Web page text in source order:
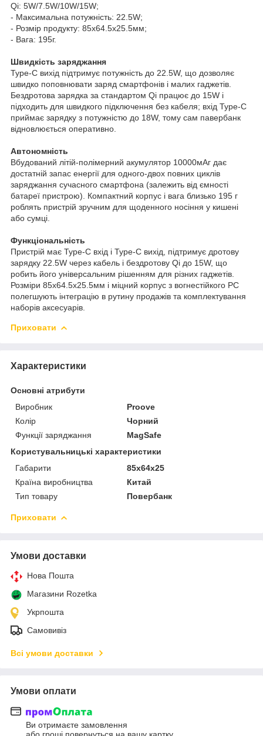
Qi: 5W/7.5W/10W/15W;
- Максимальна потужність: 22.5W;
- Розмір продукту: 85x64.5x25.5мм;
- Вага: 195г.
Швидкість заряджання
Type-C вихід підтримує потужність до 22.5W, що дозволяє
швидко поповнювати заряд смартфонів і малих гаджетів.
Бездротова зарядка за стандартом Qi працює до 15W і
підходить для швидкого підключення без кабеля; вхід Type-C
приймає зарядку з потужністю до 18W, тому сам павербанк
відновлюється оперативно.
Автономність
Вбудований літій-полімерний акумулятор 10000мАг дає
достатній запас енергії для одного-двох повних циклів
заряджання сучасного смартфона (залежить від ємності
батареї пристрою). Компактний корпус і вага близько 195 г
роблять пристрій зручним для щоденного носіння у кишені
або сумці.
Функціональність
Пристрій має Type-C вхід і Type-C вихід, підтримує дротову
зарядку 22.5W через кабель і бездротову Qi до 15W, що
робить його універсальним рішенням для різних гаджетів.
Розміри 85х64.5х25.5мм і міцний корпус з вогнестійкого PC
полегшують інтеграцію в рутину продажів та комплектування
наборів аксесуарів.
Приховати
Характеристики
Основні атрибути
Виробник
Proove
Колір
Чорний
Функції заряджання
MagSafe
Користувальницькі характеристики
Габарити
85x64x25
Країна виробництва
Китай
Тип товару
Повербанк
Приховати
Умови доставки
Нова Пошта
Магазини Rozetka
Укрпошта
Самовивіз
Всі умови доставки
Умови оплати
Ви отримаєте замовлення